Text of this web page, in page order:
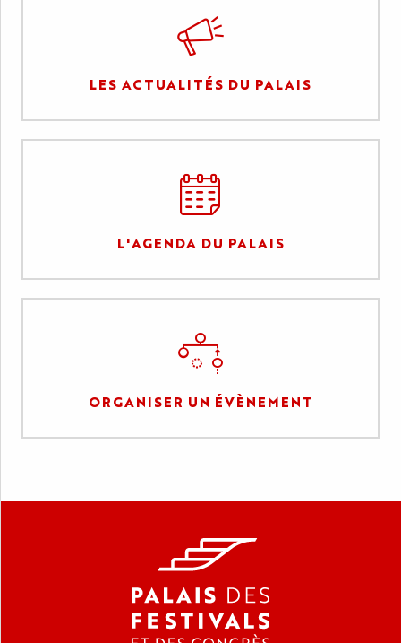
LES ACTUALITÉS DU PALAIS
L'AGENDA DU PALAIS
ORGANISER UN ÉVÈNEMENT